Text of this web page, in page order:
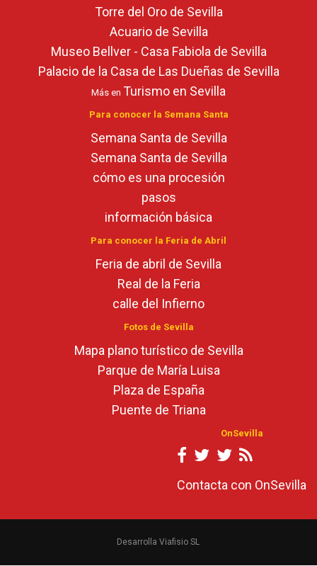
Torre del Oro de Sevilla
Acuario de Sevilla
Museo Bellver - Casa Fabiola de Sevilla
Palacio de la Casa de Las Dueñas de Sevilla
Más en Turismo en Sevilla
Para conocer la Semana Santa
Semana Santa de Sevilla
Semana Santa de Sevilla
cómo es una procesión
pasos
información básica
Para conocer la Feria de Abril
Feria de abril de Sevilla
Real de la Feria
calle del Infierno
Fotos de Sevilla
Mapa plano turístico de Sevilla
Parque de María Luisa
Plaza de España
Puente de Triana
OnSevilla
Contacta con OnSevilla
Desarrolla Viafisio SL